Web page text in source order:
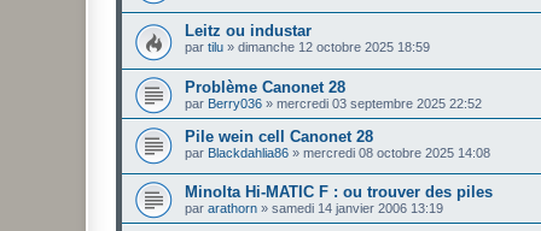
Leitz ou industar
par tilu » dimanche 12 octobre 2025 18:59
Problème Canonet 28
par Berry036 » mercredi 03 septembre 2025 22:52
Pile wein cell Canonet 28
par Blackdahlia86 » mercredi 08 octobre 2025 14:08
Minolta Hi-MATIC F : ou trouver des piles
par arathorn » samedi 14 janvier 2006 13:19